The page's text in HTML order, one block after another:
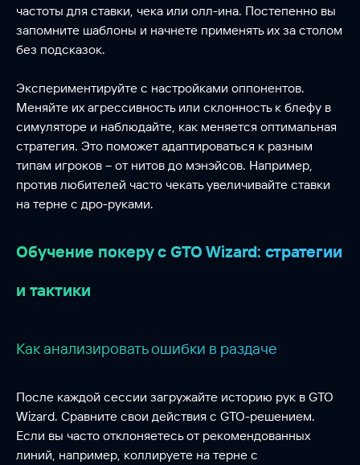
частоты для ставки, чека или олл-ина. Постепенно вы
запомните шаблоны и начнете применять их за столом
без подсказок.
Экспериментируйте с настройками оппонентов.
Меняйте их агрессивность или склонность к блефу в
симуляторе и наблюдайте, как меняется оптимальная
стратегия. Это поможет адаптироваться к разным
типам игроков – от нитов до мэнэйсов. Например,
против любителей часто чекать увеличивайте ставки
на терне с дро-руками.
Обучение покеру с GTO Wizard: стратегии
и тактики
Как анализировать ошибки в раздаче
После каждой сессии загружайте историю рук в GTO
Wizard. Сравните свои действия с GTO-решением.
Если вы часто отклоняетесь от рекомендованных
линий, например, коллируете на терне с